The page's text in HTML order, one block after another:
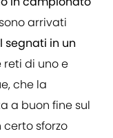
arrivati
segnati in un
reti di uno e
che la
a buon fine sul
sforzo